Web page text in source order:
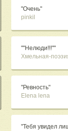
"Очень"
pinkil
""Нелюди!!!""
Хмельная-
"Ревность"
Elena lena
"Тебя увидел